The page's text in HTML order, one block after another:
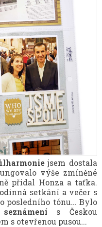
jsem dostala
výše zmíněné
přidal Honza a taťka.
setkání a večer s
posledního tónu... Bylo
s Českou
s otevřenou pusou...